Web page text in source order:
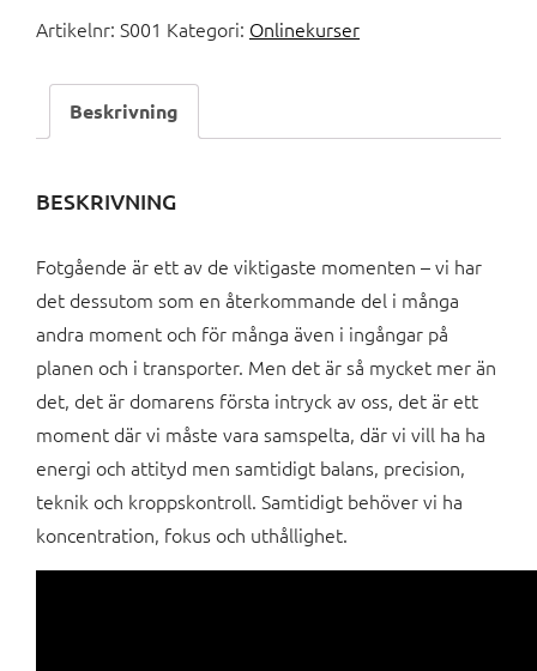
Artikelnr: S001 Kategori: Onlinekurser
Beskrivning
BESKRIVNING
Fotgående är ett av de viktigaste momenten – vi har
det dessutom som en återkommande del i många
andra moment och för många även i ingångar på
planen och i transporter. Men det är så mycket mer än
det, det är domarens första intryck av oss, det är ett
moment där vi måste vara samspelta, där vi vill ha ha
energi och attityd men samtidigt balans, precision,
teknik och kroppskontroll. Samtidigt behöver vi ha
koncentration, fokus och uthållighet.